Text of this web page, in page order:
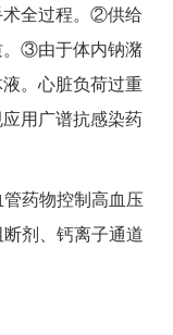
术全过程。②供给
。③由于体内钠潴
。心脏负荷过重
用广谱抗感染药
药物控制高血压
剂、钙离子通道